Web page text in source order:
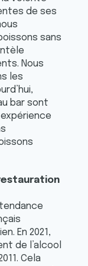
de ses
sans
Nous
les
bar sont
En 2021,
de l’alcool
Cela